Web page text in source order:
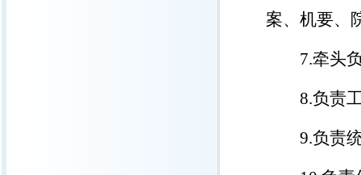
案、机要、
7.牵头
8.负责
9.负责